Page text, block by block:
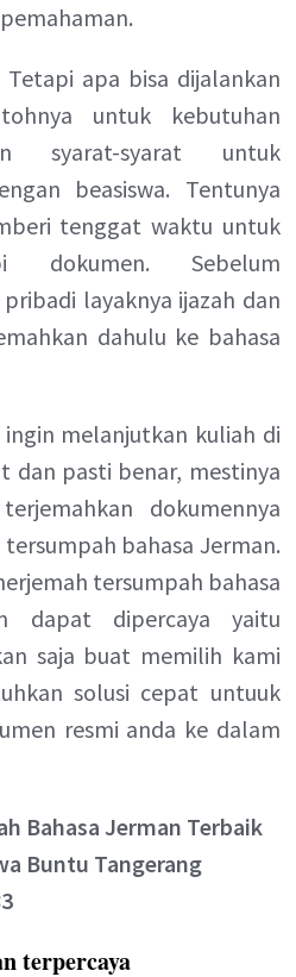
apa bisa dijalankan
untuk kebutuhan
syarat-syarat untuk
beasiswa. Tentunya
tenggat waktu untuk
dokumen. Sebelum
layaknya ijazah dan
dahulu ke bahasa
melanjutkan kuliah di
dan pasti benar, mestinya
dokumennya
bahasa Jerman.
tersumpah bahasa
dapat dipercaya yaitu
saja buat memilih kami
solusi cepat untuuk
resmi anda ke dalam
Bahasa Jerman Terbaik
Buntu Tangerang
terpercaya